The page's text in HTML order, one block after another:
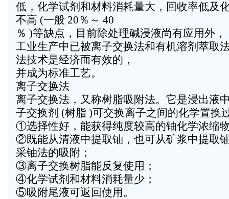
低，化学试剂和材料消耗量大，回收率低及
不高 (一般 20％～ 40
％ )等缺点，目前除处理碱浸液尚有应用外，
工业生产中已被离子交换法和有机溶剂萃取
法技术是经济而有效的，
并成为标准工艺。
离子交换法
离子交换法，又称树脂吸附法。它是浸出液
子交换剂 (树脂 )可交换离子之间的化学置换
①选择性好，能获得纯度较高的铀化学浓缩
②既能从清液中提取铀，也可从矿浆中提取
采铀法的吸附；
③离子交换树脂能反复使用；
④化学试剂和材料消耗量少；
⑤吸附尾液可返回使用。